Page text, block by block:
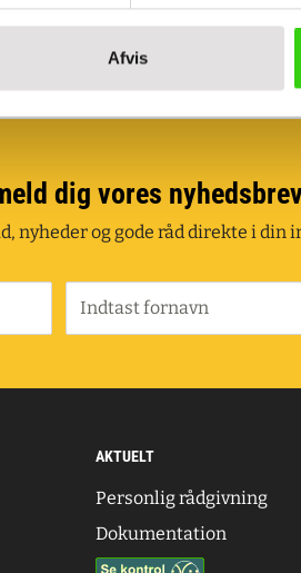
Afvis
dig vores
nyheder og gode råd direkte i din
Indtast fornavn
AKTUELT
Personlig rådgivning
Dokumentation